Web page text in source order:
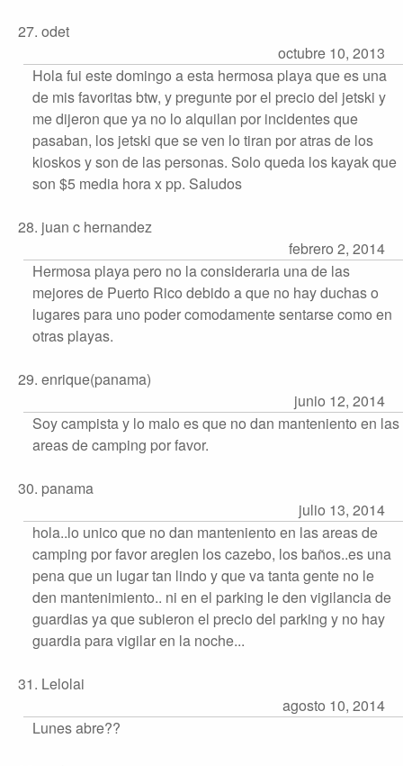
27. odet
octubre 10, 2013
Hola fui este domingo a esta hermosa playa que es una
de mis favoritas btw, y pregunte por el precio del jetski y
me dijeron que ya no lo alquilan por incidentes que
pasaban, los jetski que se ven lo tiran por atras de los
kioskos y son de las personas. Solo queda los kayak que
son $5 media hora x pp. Saludos
28. juan c hernandez
febrero 2, 2014
Hermosa playa pero no la consideraria una de las
mejores de Puerto Rico debido a que no hay duchas o
lugares para uno poder comodamente sentarse como en
otras playas.
29. enrique(panama)
junio 12, 2014
Soy campista y lo malo es que no dan manteniento en las
areas de camping por favor.
30. panama
julio 13, 2014
hola..lo unico que no dan manteniento en las areas de
camping por favor areglen los cazebo, los baños..es una
pena que un lugar tan lindo y que va tanta gente no le
den mantenimiento.. ni en el parking le den vigilancia de
guardias ya que subieron el precio del parking y no hay
guardia para vigilar en la noche...
31. Lelolai
agosto 10, 2014
Lunes abre??